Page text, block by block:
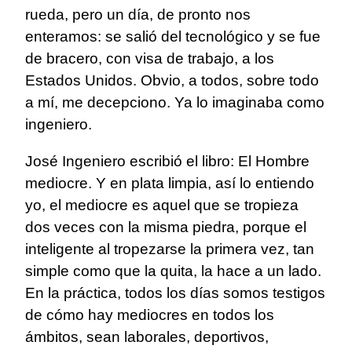
rueda, pero un día, de pronto nos
enteramos: se salió del tecnológico y se fue
de bracero, con visa de trabajo, a los
Estados Unidos. Obvio, a todos, sobre todo
a mí, me decepciono. Ya lo imaginaba como
ingeniero.
José Ingeniero escribió el libro: El Hombre
mediocre. Y en plata limpia, así lo entiendo
yo, el mediocre es aquel que se tropieza
dos veces con la misma piedra, porque el
inteligente al tropezarse la primera vez, tan
simple como que la quita, la hace a un lado.
En la práctica, todos los días somos testigos
de cómo hay mediocres en todos los
ámbitos, sean laborales, deportivos,